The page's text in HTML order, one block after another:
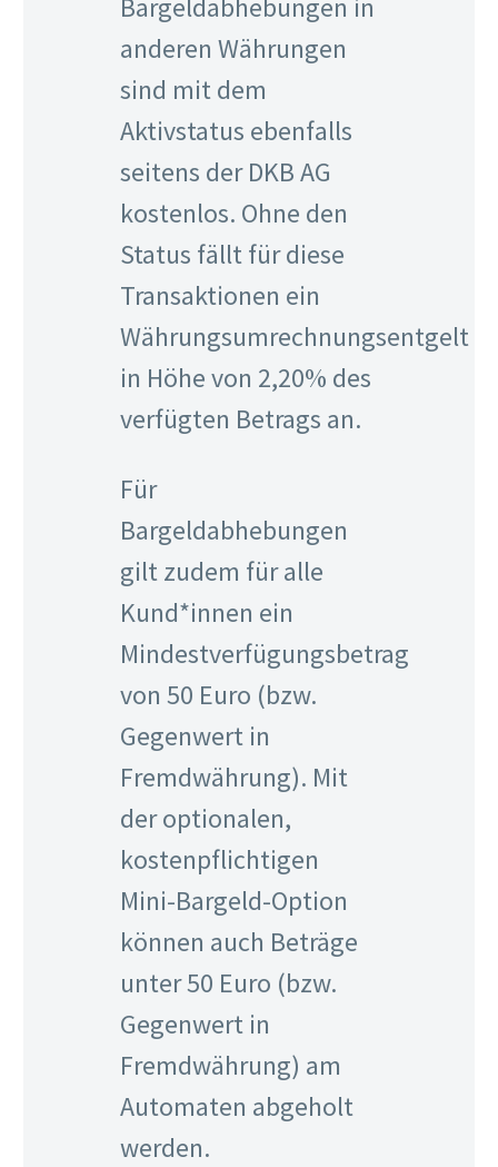
Bargeldabhebungen in
anderen Währungen
sind mit dem
Aktivstatus ebenfalls
seitens der DKB AG
kostenlos. Ohne den
Status fällt für diese
Transaktionen ein
Währungsumrechnungsentgelt
in Höhe von 2,20% des
verfügten Betrags an.
Für
Bargeldabhebungen
gilt zudem für alle
Kund*innen ein
Mindestverfügungsbetrag
von 50 Euro (bzw.
Gegenwert in
Fremdwährung). Mit
der optionalen,
kostenpflichtigen
Mini-Bargeld-Option
können auch Beträge
unter 50 Euro (bzw.
Gegenwert in
Fremdwährung) am
Automaten abgeholt
werden.